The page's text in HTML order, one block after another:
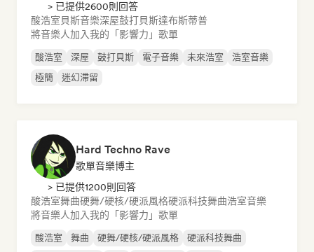
> 已提供2600則回答
酸浩室貝斯音樂深屋鼓打貝斯達布斯蒂普
將音樂人加入我的「影響力」歌單
酸浩室 深屋 鼓打貝斯 電子音樂 未來浩室
浩室音樂
極簡
迷幻滯留
Hard Techno Rave
歌單音樂博主
> 已提供1200則回答
酸浩室舞曲硬舞/硬核/硬派風格硬派科技舞曲浩室音樂
將音樂人加入我的「影響力」歌單
酸浩室 舞曲 硬舞/硬核/硬派風格
硬派科技舞曲